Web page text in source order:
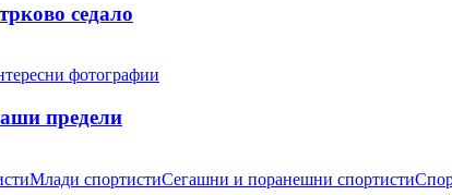
седало
фотографии
предели
Млади спортистиСегашни и поранешни спортисти